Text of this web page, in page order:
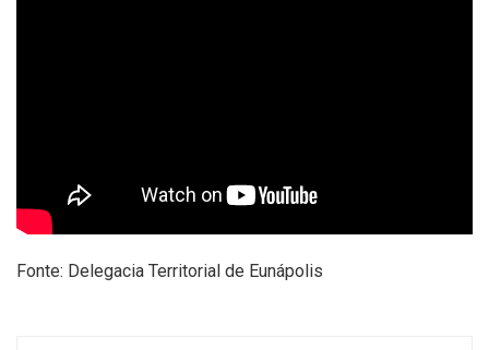
Fonte: Delegacia Territorial de Eunápolis